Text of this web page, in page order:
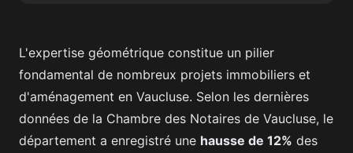
L'expertise géométrique constitue un pilier
fondamental de nombreux projets immobiliers et
d'aménagement en Vaucluse. Selon les dernières
données de la Chambre des Notaires de Vaucluse, le
département a enregistré une hausse de 12% des